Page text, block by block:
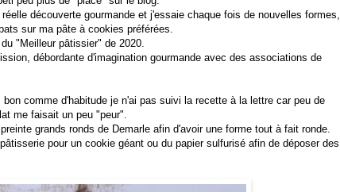
découverte gourmande et j'essaie chaque fois de nouvelles formes,
sur ma pâte à cookies préférées.
"Meilleur pâtissier" de 2020.
débordante d'imagination gourmande avec des associations de
comme d'habitude je n'ai pas suivi la recette à la lettre car peu de
me faisait un peu "peur".
grands ronds de Demarle afin d'avoir une forme tout à fait ronde.
pour un cookie géant ou du papier sulfurisé afin de déposer des